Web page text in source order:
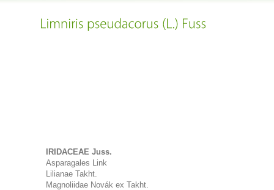
IRIDACEAE Juss.
Asparagales Link
Lilianae Takht.
Magnoliidae Novák ex Takht.